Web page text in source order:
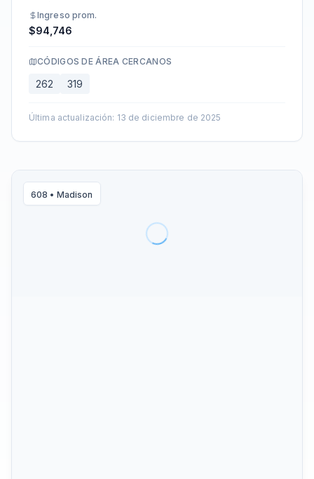
Ingreso prom.
$94,746
CÓDIGOS DE ÁREA CERCANOS
262 319
Última actualización: 13 de diciembre de 2025
608 • Madison